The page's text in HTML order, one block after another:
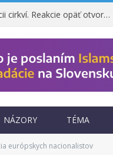
Ombudsman napadol zákon o registrácii cirkví. Reakcie opäť otvorili otázku, prečo vznikol
NÁZORY TÉMA
európskych nacionalistov